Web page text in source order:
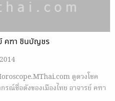
คฑา ชินบัญชร
ดูดวงโชค
ณ์ชื่อดังของเมืองไทย อาจารย์ คฑา